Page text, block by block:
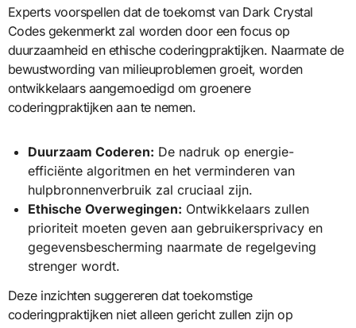
Experts voorspellen dat de toekomst van Dark Crystal
Codes gekenmerkt zal worden door een focus op
duurzaamheid en ethische coderingpraktijken. Naarmate de
bewustwording van milieuproblemen groeit, worden
ontwikkelaars aangemoedigd om groenere
coderingpraktijken aan te nemen.
Duurzaam Coderen: De nadruk op energie-
efficiënte algoritmen en het verminderen van
hulpbronnenverbruik zal cruciaal zijn.
Ethische Overwegingen: Ontwikkelaars zullen
prioriteit moeten geven aan gebruikersprivacy en
gegevensbescherming naarmate de regelgeving
strenger wordt.
Deze inzichten suggereren dat toekomstige
coderingpraktijken niet alleen gericht zullen zijn op